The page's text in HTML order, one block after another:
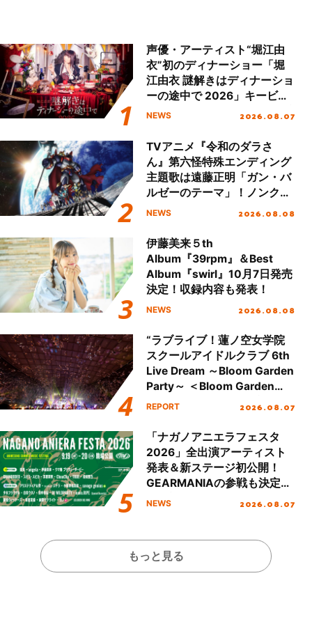
声優・アーティスト“堀江由
衣”初のディナーショー「堀
江由衣 謎解きはディナーショ
ーの途中で 2026」キービジ
ュアル＆グッズラインナップ
NEWS 2026.08.07
TVアニメ『令和のダラさ
ん』第六怪特殊エンディング
主題歌は遠藤正明「ガン・バ
ルゼーのテーマ」！ノンクレ
ジットエンディング映像も公
NEWS 2026.08.08
伊藤美来５th
Album『39rpm』＆Best
Album『swirl』10月7日発売
決定！収録内容も発表！
NEWS 2026.08.08
“ラブライブ！蓮ノ空女学院
スクールアイドルクラブ 6th
Live Dream ～Bloom Garden
Party～ ＜Bloom Garden
Party Stage／埼玉公演＞”
REPORT 2026.08.07
「ナガノアニエラフェスタ
2026」全出演アーティスト
発表＆新ステージ初公開！
GEARMANIAの参戦も決定
し、初となる第3ステージの
NEWS 2026.08.07
もっと見る